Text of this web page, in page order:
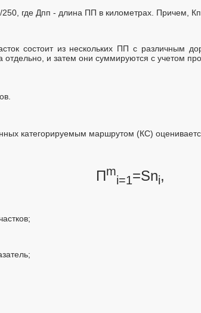
где Дпп - длина ПП в километрах. Причем,
состоит из нескольких ПП с различным
отдельно, и затем они суммируются с учетом
категорируемым маршрутом (КС)
Пm
i=1=Sni,